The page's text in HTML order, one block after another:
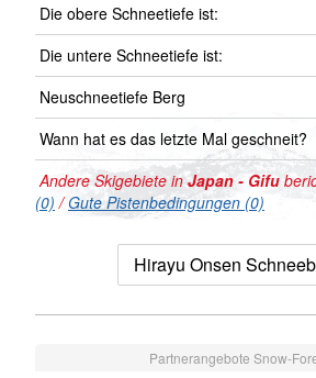
Die obere Schneetiefe ist:
Die untere Schneetiefe ist:
Neuschneetiefe Berg
Wann hat es das letzte Mal geschneit?
Andere Skigebiete inJapan - Gifu
(0) /Gute Pistenbedingungen (0)
Hirayu Onsen
Partnerangebote Snow-